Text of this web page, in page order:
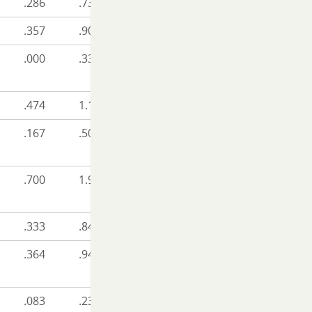
.357
.900
.000 .333
.474
1.101
.167 .509
.700 1.900
.333
.845
.364 .940
.083
.237